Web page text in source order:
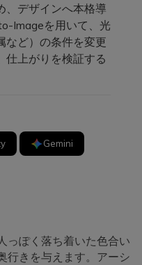
、デザインへ本格導
Imageを用いて、光
など）の条件を変更
仕上がりを検証する
Gemini
っぽく落ち着いた色合い
行きを与えます。アーシ